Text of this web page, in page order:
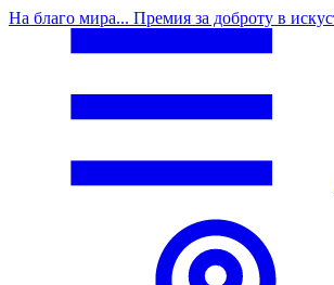
На благо мира... Премия за доброту в